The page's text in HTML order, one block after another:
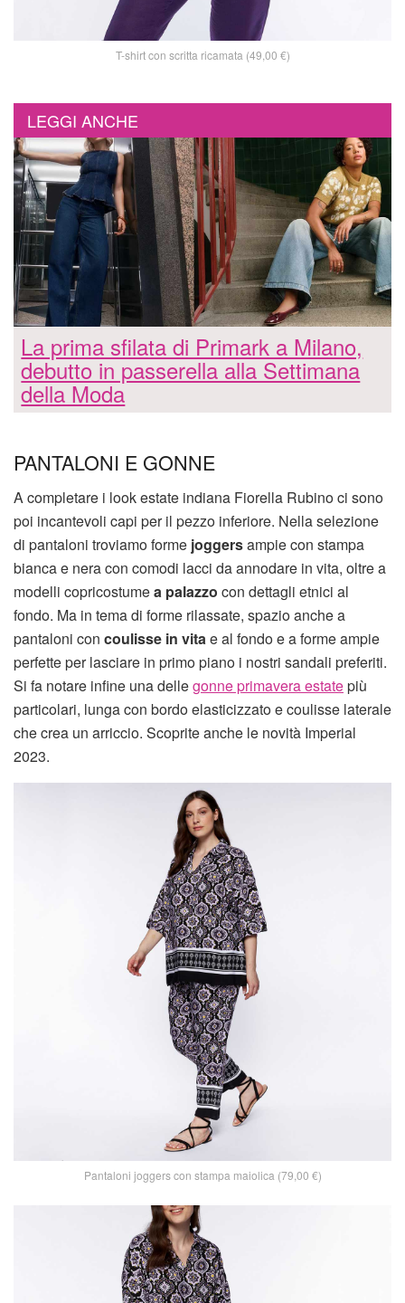
T-shirt con scritta ricamata (49,00 €)
LEGGI ANCHE
La prima sfilata di Primark a Milano,
debutto in passerella alla Settimana
della Moda
PANTALONI E GONNE
A completare i look estate indiana Fiorella Rubino ci sono
poi incantevoli capi per il pezzo inferiore. Nella selezione
di pantaloni troviamo forme joggersampie con stampa
bianca e nera con comodi lacci da annodare in vita, oltre a
modelli copricostumea palazzo con dettagli etnici al
fondo. Ma in tema di forme rilassate, spazio anche a
pantaloni con coulisse in vitae al fondo e a forme ampie
perfette per lasciare in primo piano i nostri sandali preferiti.
Si fa notare infine una dellegonne primavera estatepiù
particolari, lunga con bordo elasticizzato e coulisse laterale
che crea un arriccio. Scoprite anche le novità Imperial
2023.
Pantaloni joggers con stampa maiolica (79,00 €)